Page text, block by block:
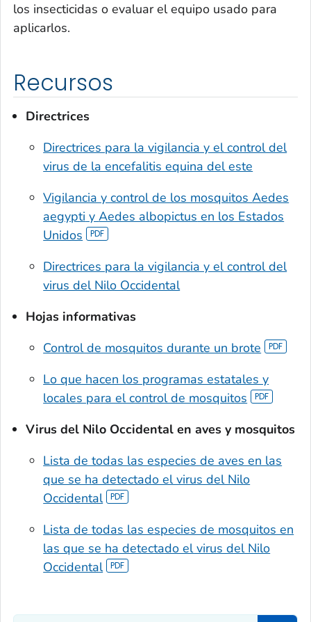
los insecticidas o evaluar el equipo usado para
aplicarlos.
Recursos
Directrices
Directrices para la vigilancia y el control del
virus de la encefalitis equina del este
Vigilancia y control de los mosquitosAedes
aegypti yAedes albopictus en los Estados
Unidos
Directrices para la vigilancia y el control del
virus del Nilo Occidental
Hojas informativas
Control de mosquitos durante un brote
Lo que hacen los programas estatales y
locales para el control de mosquitos
Virus del Nilo Occidental en aves y mosquitos
Lista de todas las especies de aves en las
que se ha detectado el virus del Nilo
Occidental
Lista de todas las especies de mosquitos en
las que se ha detectado el virus del Nilo
Occidental